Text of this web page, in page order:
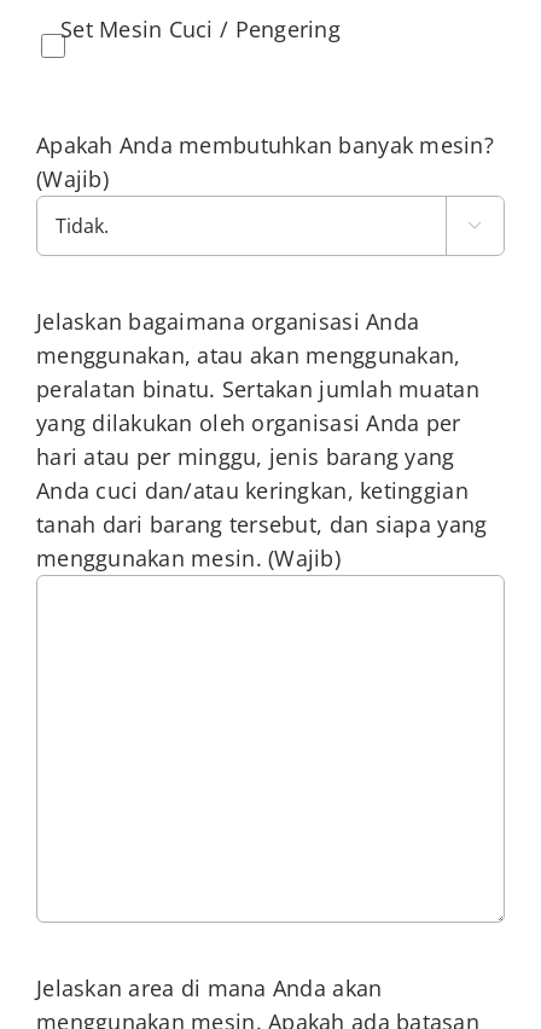
Set Mesin Cuci / Pengering
Apakah Anda membutuhkan banyak mesin?
(Wajib)

Jelaskan bagaimana organisasi Anda
menggunakan, atau akan menggunakan,
peralatan binatu. Sertakan jumlah muatan
yang dilakukan oleh organisasi Anda per
hari atau per minggu, jenis barang yang
Anda cuci dan/atau keringkan, ketinggian
tanah dari barang tersebut, dan siapa yang
menggunakan mesin.(Wajib)
Jelaskan area di mana Anda akan
menggunakan mesin. Apakah ada batasan